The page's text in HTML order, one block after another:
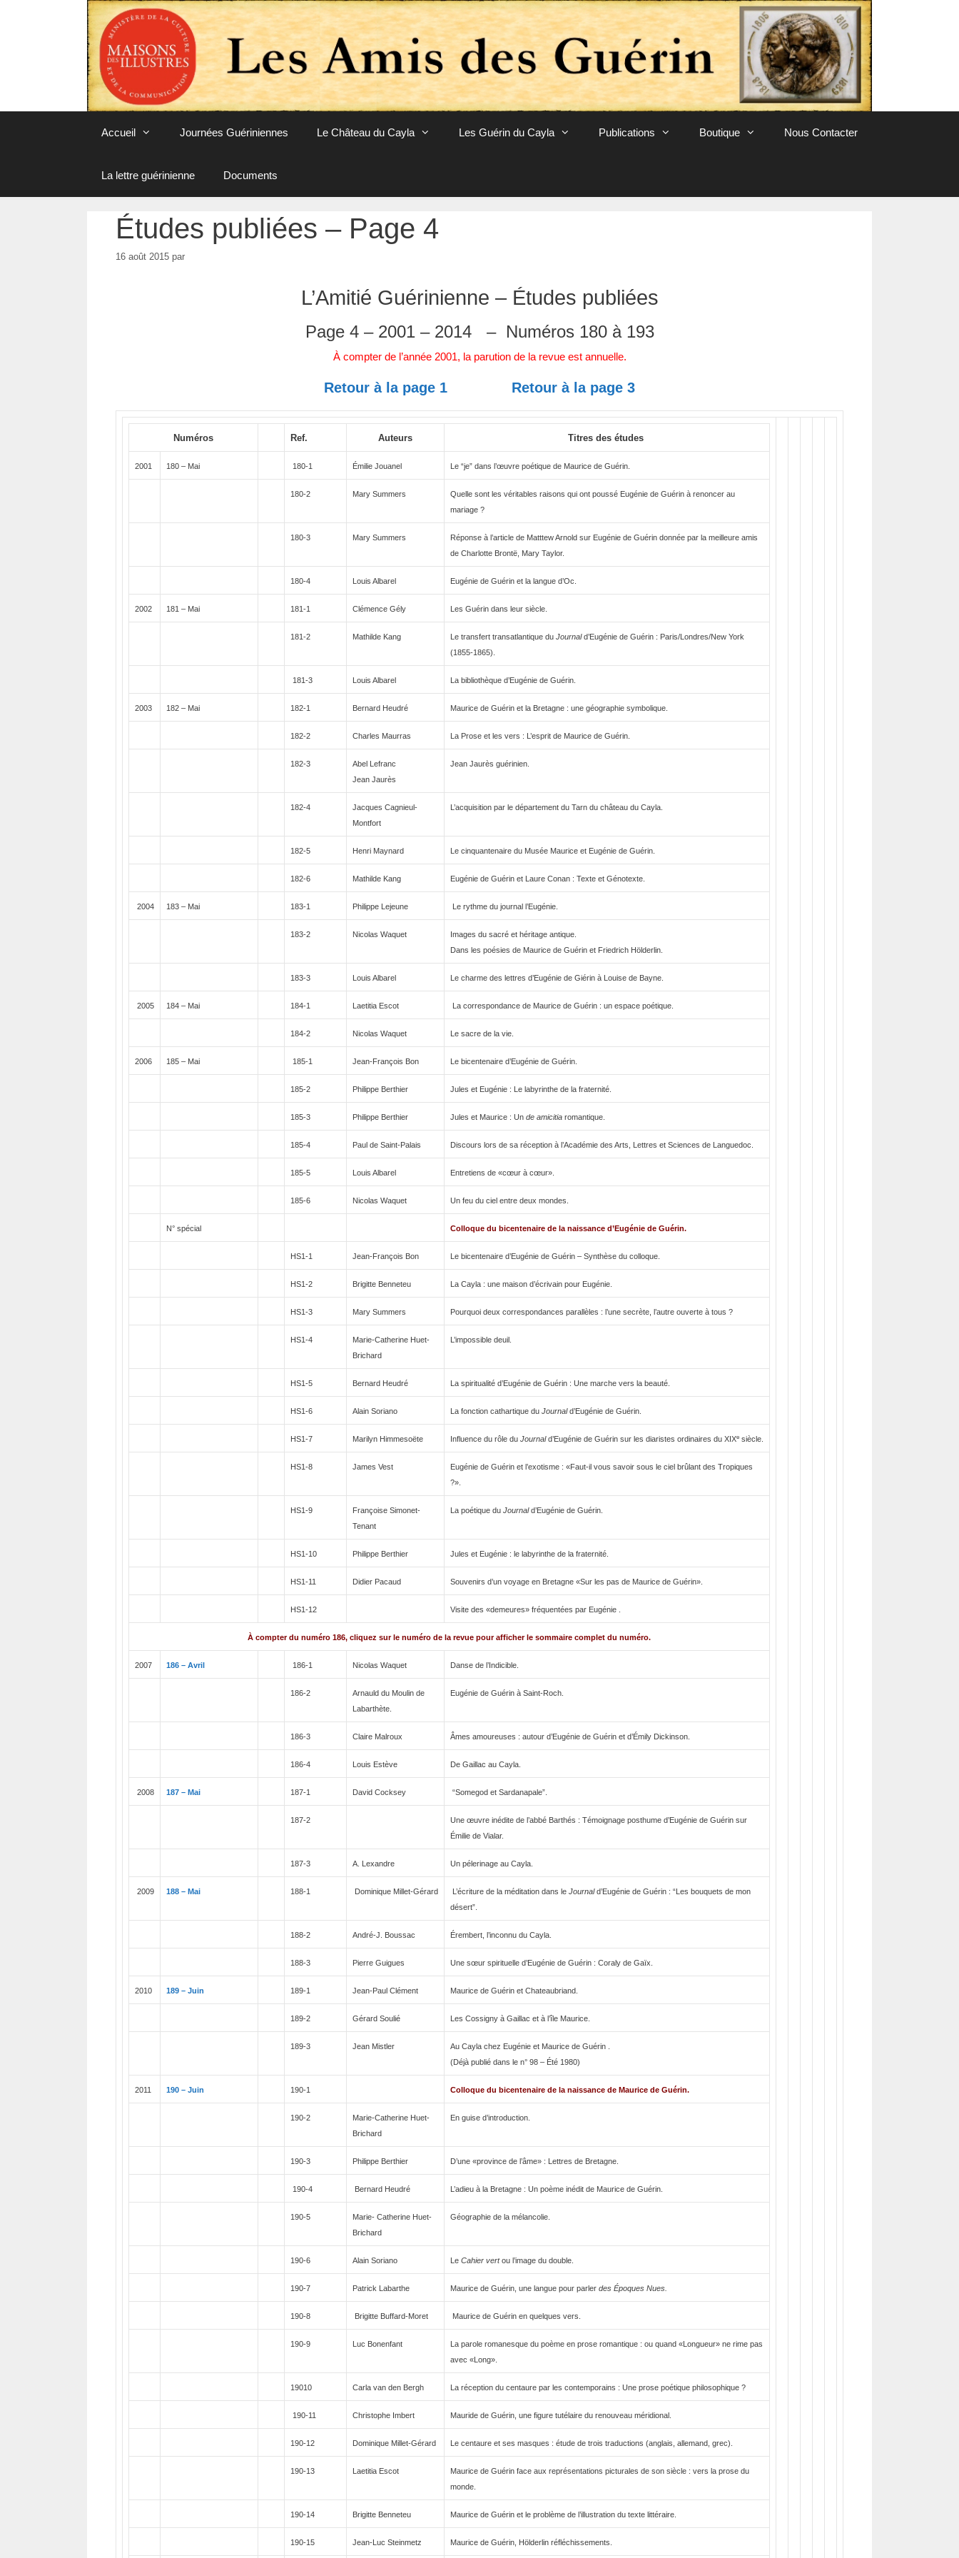
Accueil Journées Guériniennes Le Château du Cayla Les Guérin du Cayla Publications Boutique Nous Contacter
La lettre guérinienne Documents
Études publiées – Page 4
16 août 2015 par
L’Amitié Guérinienne – Études publiées
Page 4 – 2001 – 2014 – Numéros 180 à 193
À compter de l’année 2001, la parution de la revue est annuelle.
Retour à la page 1 Retour à la page 3
Numéros Ref. Auteurs Titres des études
2001 180 – Mai 180-1 Émilie Jouanel Le “je” dans l’œuvre poétique de Maurice de Guérin.
180-2 Mary Summers
Quelle sont les véritables raisons qui ont poussé Eugénie de Guérin à renoncer au
mariage ?
180-3 Mary Summers
Réponse à l’article de Matttew Arnold sur Eugénie de Guérin donnée par la meilleure amis
de Charlotte Brontë, Mary Taylor.
180-4 Louis Albarel Eugénie de Guérin et la langue d’Oc.
2002 181 – Mai 181-1 Clémence Gély Les Guérin dans leur siècle.
181-2 Mathilde Kang Le transfert transatlantique du Journald’Eugénie de Guérin : Paris/Londres/New York
(1855-1865).
181-3 Louis Albarel La bibliothèque d’Eugénie de Guérin.
2003 182 – Mai 182-1 Bernard Heudré Maurice de Guérin et la Bretagne : une géographie symbolique.
182-2 Charles Maurras La Prose et les vers : L’esprit de Maurice de Guérin.
182-3
Abel Lefranc
Jean Jaurès
Jean Jaurès guérinien.
182-4
Jacques Cagnieul-
Montfort
L’acquisition par le département du Tarn du château du Cayla.
182-5 Henri Maynard Le cinquantenaire du Musée Maurice et Eugénie de Guérin.
182-6 Mathilde Kang Eugénie de Guérin et Laure Conan : Texte et Génotexte.
2004 183 – Mai 183-1 Philippe Lejeune Le rythme du journal l’Eugénie.
183-2 Nicolas Waquet
Images du sacré et héritage antique.
Dans les poésies de Maurice de Guérin et Friedrich Hölderlin.
183-3 Louis Albarel Le charme des lettres d’Eugénie de Giérin à Louise de Bayne.
2005 184 – Mai 184-1 Laetitia Escot La correspondance de Maurice de Guérin : un espace poétique.
184-2 Nicolas Waquet Le sacre de la vie.
2006 185 – Mai 185-1 Jean-François Bon Le bicentenaire d’Eugénie de Guérin.
185-2 Philippe Berthier Jules et Eugénie : Le labyrinthe de la fraternité.
185-3 Philippe Berthier Jules et Maurice : Un de amicitia romantique.
185-4 Paul de Saint-Palais Discours lors de sa réception à l’Académie des Arts, Lettres et Sciences de Languedoc.
185-5 Louis Albarel Entretiens de «cœur à cœur».
185-6 Nicolas Waquet Un feu du ciel entre deux mondes.
N° spécial Colloque du bicentenaire de la naissance d’Eugénie de Guérin.
HS1-1 Jean-François Bon Le bicentenaire d’Eugénie de Guérin – Synthèse du colloque.
HS1-2 Brigitte Benneteu La Cayla : une maison d’écrivain pour Eugénie.
HS1-3 Mary Summers Pourquoi deux correspondances parallèles : l’une secrète, l’autre ouverte à tous ?
HS1-4
Marie-Catherine Huet-
Brichard
L’impossible deuil.
HS1-5 Bernard Heudré La spiritualité d’Eugénie de Guérin : Une marche vers la beauté.
HS1-6 Alain Soriano La fonction cathartique du Journald’Eugénie de Guérin.
HS1-7 Marilyn Himmesoëte Influence du rôle du Journald’Eugénie de Guérin sur les diaristes ordinaires du XIXe siècle.
HS1-8 James Vest
Eugénie de Guérin et l’exotisme : «Faut-il vous savoir sous le ciel brûlant des Tropiques
?».
HS1-9
Françoise Simonet-
Tenant
La poétique du Journald’Eugénie de Guérin.
HS1-10 Philippe Berthier Jules et Eugénie : le labyrinthe de la fraternité.
HS1-11 Didier Pacaud Souvenirs d’un voyage en Bretagne «Sur les pas de Maurice de Guérin».
HS1-12 Visite des «demeures» fréquentées par Eugénie .
À compter du numéro 186, cliquez sur le numéro de la revue pour afficher le sommaire complet du numéro.
2007 186 – Avril 186-1 Nicolas Waquet Danse de l’Indicible.
186-2
Arnauld du Moulin de
Labarthète.
Eugénie de Guérin à Saint-Roch.
186-3 Claire Malroux Âmes amoureuses : autour d’Eugénie de Guérin et d’Émily Dickinson.
186-4 Louis Estève De Gaillac au Cayla.
2008 187 – Mai 187-1 David Cocksey “Somegod et Sardanapale”.
187-2
Une œuvre inédite de l’abbé Barthés : Témoignage posthume d’Eugénie de Guérin sur
Émilie de Vialar.
187-3 A. Lexandre Un pélerinage au Cayla.
2009 188 – Mai 188-1 Dominique Millet-Gérard L’écriture de la méditation dans le Journald’Eugénie de Guérin : “Les bouquets de mon
désert”.
188-2 André-J. Boussac Érembert, l’inconnu du Cayla.
188-3 Pierre Guigues Une sœur spirituelle d’Eugénie de Guérin : Coraly de Gaïx.
2010 189 – Juin 189-1 Jean-Paul Clément Maurice de Guérin et Chateaubriand.
189-2 Gérard Soulié Les Cossigny à Gaillac et à l’île Maurice.
189-3 Jean Mistler
Au Cayla chez Eugénie et Maurice de Guérin .
(Déjà publié dans le n° 98 – Été 1980)
2011 190 – Juin 190-1 Colloque du bicentenaire de la naissance de Maurice de Guérin.
190-2
Marie-Catherine Huet-
Brichard
En guise d’introduction.
190-3 Philippe Berthier D’une «province de l’âme» : Lettres de Bretagne.
190-4 Bernard Heudré L’adieu à la Bretagne : Un poème inédit de Maurice de Guérin.
190-5
Marie- Catherine Huet-
Brichard
Géographie de la mélancolie.
190-6 Alain Soriano Le Cahier vertou l’image du double.
190-7 Patrick Labarthe Maurice de Guérin, une langue pour parler des Époques Nues.
190-8 Brigitte Buffard-Moret Maurice de Guérin en quelques vers.
190-9 Luc Bonenfant
La parole romanesque du poème en prose romantique : ou quand «Longueur» ne rime pas
avec «Long».
19010 Carla van den Bergh La réception du centaure par les contemporains : Une prose poétique philosophique ?
190-11 Christophe Imbert Mauride de Guérin, une figure tutélaire du renouveau méridional.
190-12 Dominique Millet-Gérard Le centaure et ses masques : étude de trois traductions (anglais, allemand, grec).
190-13 Laetitia Escot
Maurice de Guérin face aux représentations picturales de son siècle : vers la prose du
monde.
190-14 Brigitte Benneteu Maurice de Guérin et le problème de l’illustration du texte littéraire.
190-15 Jean-Luc Steinmetz Maurice de Guérin, Hölderlin réfléchissements.